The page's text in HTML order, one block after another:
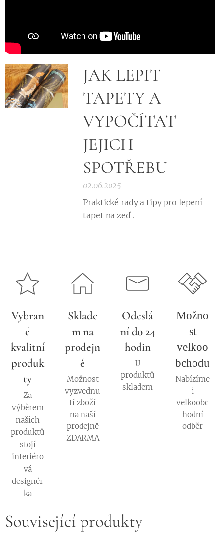
JAK LEPIT
TAPETY A
VYPOČÍTAT
JEJICH
SPOTŘEBU
02.06.2025
Praktické rady a tipy pro lepení
tapet na zeď .
Vybran
é
kvalitní
produk
ty
Za
výběrem
našich
produktů
stojí
interiéro
vá
designér
ka
Sklade
m na
prodejn
ě
Možnost
vyzvednu
tí zboží
na naší
prodejně
ZDARMA
Odeslá
ní do 24
hodin
U
produktů
skladem
Možno
st
velkoo
bchodu
Nabízíme
i
velkoobc
hodní
odběr
Související produkty